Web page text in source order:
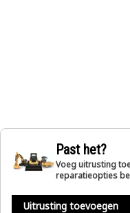
Past het?
Voeg uitrusting
reparatieopties
Uitrusting toevoegen